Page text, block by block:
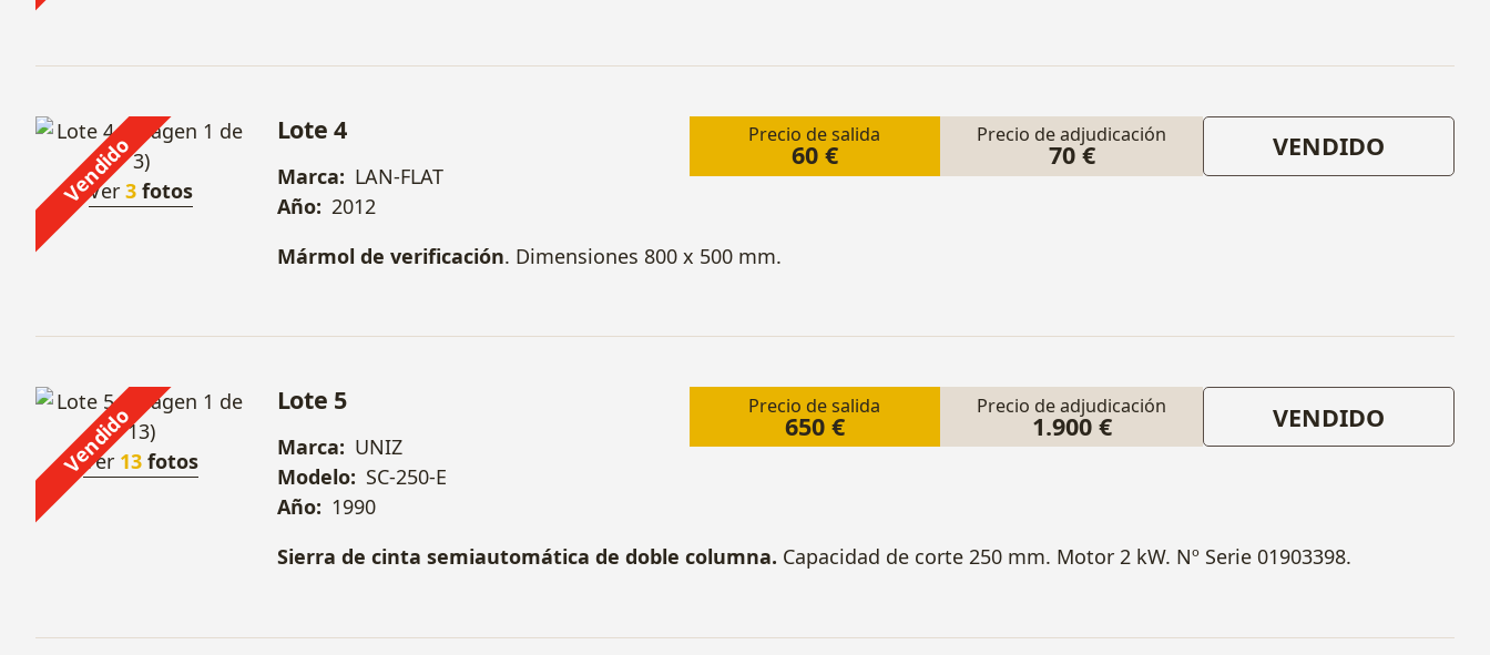
Vendido
Ver3 fotos
Precio de salida
60 €
Precio de adjudicación
70 € VENDIDO
Lote 4
Marca: LAN-FLAT
Año: 2012
Mármol de verificación. Dimensiones 800 x 500 mm.
Vendido
Ver 13 fotos
Precio de salida
650 €
Precio de adjudicación
1.900 € VENDIDO
Lote 5
Marca: UNIZ
Modelo: SC-250-E
Año: 1990
Sierra de cinta semiautomática de doble columna. Capacidad de corte 250 mm. Motor 2 kW. Nº Serie 01903398.